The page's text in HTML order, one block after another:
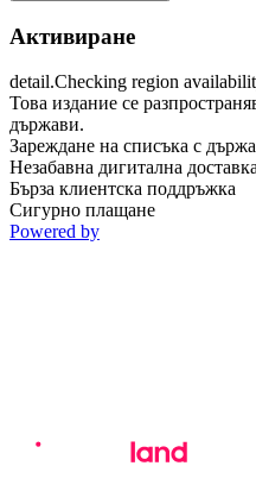
Активиране
detail.Checking region
Това издание се
държави.
Зареждане на списъка с
Незабавна дигитална доставка
Бърза клиентска поддръжка
Сигурно плащане
Powered by